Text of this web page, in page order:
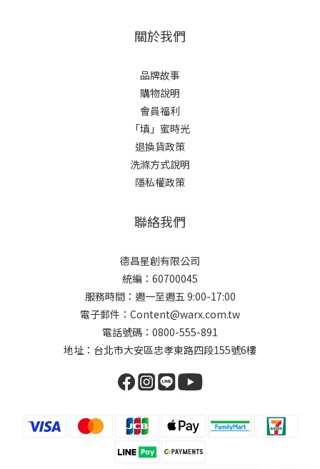
關於我們
品牌故事
購物說明
會員福利
「填」蜜時光
退換貨政策
洗滌方式說明
隱私權政策
聯絡我們
德昌星創有限公司
統編：60700045
服務時間：週一至週五 9:00-17:00
電子郵件：Content@warx.com.tw
電話號碼：0800-555-891
地址：台北市大安區忠孝東路四段155號6樓